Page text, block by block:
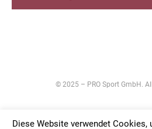
© 2025 – PRO Sport GmbH.
Diese Website verwendet Cookies,